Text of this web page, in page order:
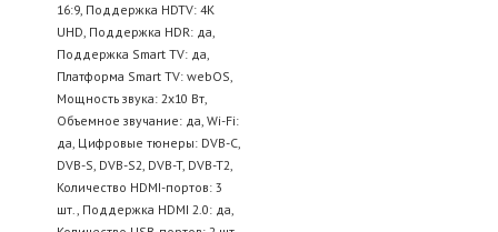
16:9, Поддержка HDTV: 4K
UHD, Поддержка HDR: да,
Поддержка Smart TV: да,
Платформа Smart TV: webOS,
Мощность звука: 2х10 Вт,
Объемное звучание: да, Wi-Fi:
да, Цифровые тюнеры: DVB-C,
DVB-S, DVB-S2, DVB-T, DVB-T2,
Количество HDMI-портов: 3
шт., Поддержка HDMI 2.0: да,